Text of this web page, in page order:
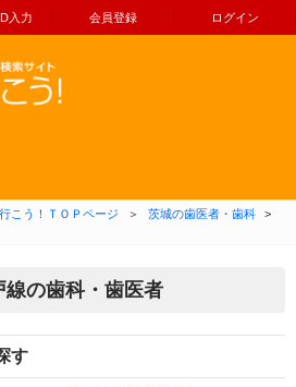
入力 会員登録 ログイン
コンテンツへ移動
こう！ＴＯＰページ ＞ 茨城の歯医者・歯科
>
線の歯科・歯医者
す